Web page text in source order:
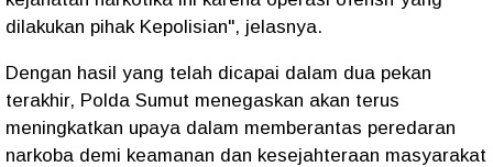
dilakukan pihak Kepolisian", jelasnya.
Dengan hasil yang telah dicapai dalam dua pekan
terakhir, Polda Sumut menegaskan akan terus
meningkatkan upaya dalam memberantas peredaran
narkoba demi keamanan dan kesejahteraan masyarakat